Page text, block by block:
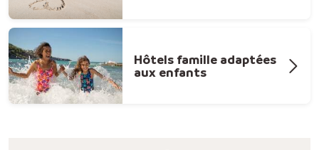
Hôtels famille adaptées
aux enfants